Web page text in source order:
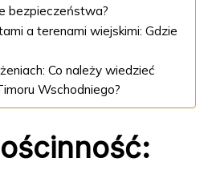
bezpieczeństwa?
a terenami wiejskimi: Gdzie
Co należy wiedzieć
Wschodniego?